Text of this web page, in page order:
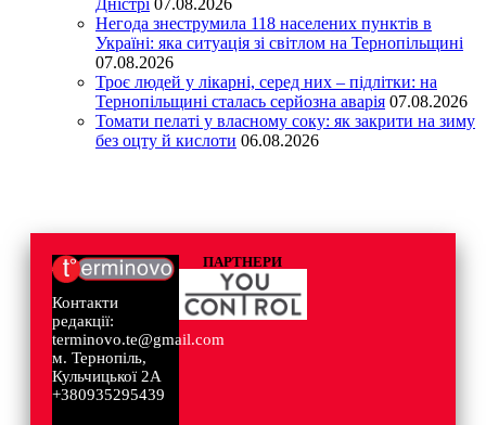
Дністрі 07.08.2026
Негода знеструмила 118 населених пунктів в
Україні: яка ситуація зі світлом на Тернопільщині
07.08.2026
Троє людей у лікарні, серед них – підлітки: на
Тернопільщині сталась серйозна аварія 07.08.2026
Томати пелаті у власному соку: як закрити на зиму
без оцту й кислоти 06.08.2026
Контакти
редакції:
terminovo.te@gmail.com
м. Тернопіль,
Кульчицької 2А
+380935295439
ПАРТНЕРИ